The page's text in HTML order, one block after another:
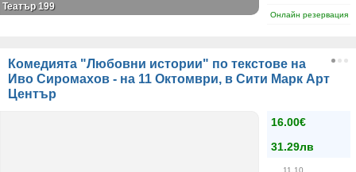
Онлайн резервация
Театър 199
Комедията "Любовни истории" по текстове на
Иво Сиромахов - на 11 Октомври, в Сити Марк Арт
Център
16.00€
31.29лв
11.10